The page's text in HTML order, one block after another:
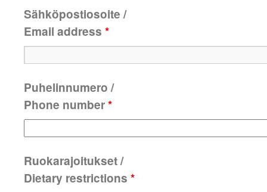
Sähköpostiosoite /
Email address *
Puhelinnumero /
Phone number*
Ruokarajoitukset /
Dietary restrictions *